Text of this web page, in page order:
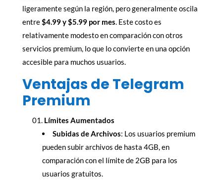
ligeramente según la región, pero generalmente oscila
entre$4.99 y $5.99 por mes. Este costo es
relativamente modesto en comparación con otros
servicios premium, lo que lo convierte en una opción
accesible para muchos usuarios.
Ventajas de Telegram
Premium
Límites Aumentados
Subidas de Archivos: Los usuarios premium
pueden subir archivos de hasta 4GB, en
comparación con el límite de 2GB para los
usuarios gratuitos.